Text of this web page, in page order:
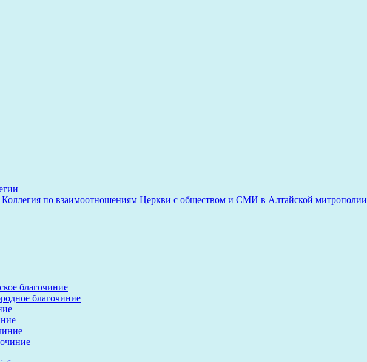
по взаимоотношениям Церкви с обществом и СМИ в Алтайской митрополии
благочиние
благочиние